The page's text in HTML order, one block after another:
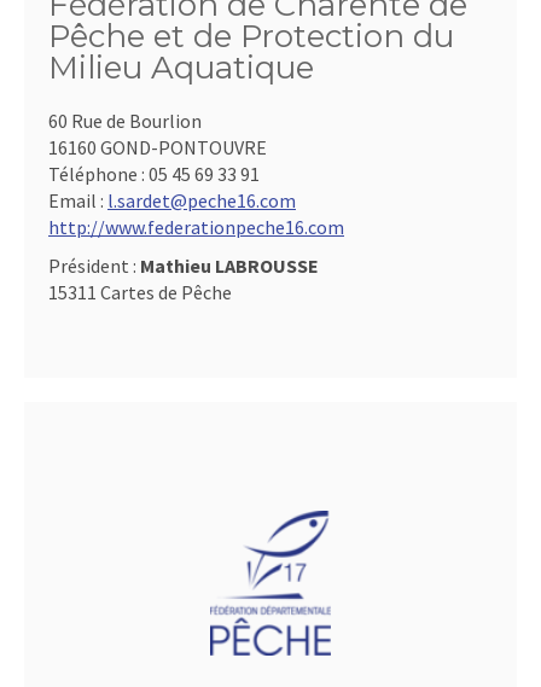
Pêche et de Protection du
Milieu Aquatique
60 Rue de Bourlion
16160 GOND-PONTOUVRE
Téléphone : 05 45 69 33 91
Email : l.sardet@peche16.com
http://www.federationpeche16.com
Président : Mathieu LABROUSSE
15311 Cartes de Pêche